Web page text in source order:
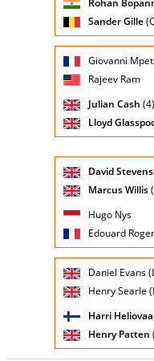
Rohan
Sander Gille
Nazionalità
testa di
Giovanni
Rajeev Ram
Julian Cash (4)
Lloyd
Nazionalità
testa
David
Marcus Willis
Hugo Nys
Edouard
Nazionalità
testa di
Daniel Evans
Henry Searle
Harri
Henry Patten